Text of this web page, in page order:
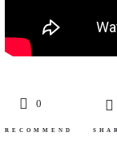
0
RECOMMEND